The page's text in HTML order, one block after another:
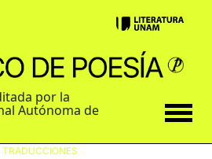
por la
Autónoma de
TRADUCCIONES